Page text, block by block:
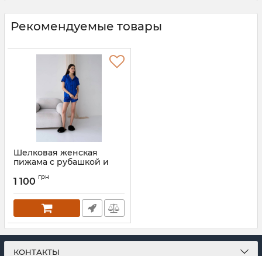
Рекомендуемые товары
Шелковая женская
пижама с рубашкой и
Артикул:
1 100 грн
КОНТАКТЫ